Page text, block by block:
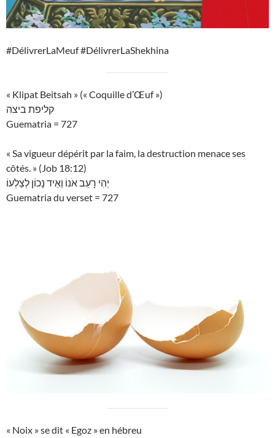
#DélivrerLaMeuf #DélivrerLaShekhina
« Klipat Beitsah » (« Coquille d’Œuf »)
קליפת ביצה
Guematria = 727
« Sa vigueur dépérit par la faim, la destruction menace ses
côtés. » (Job 18:12)
יְהִי רָעֵב אֹנוֹ וְאֵיד נָכוֹן לְצַלְעוֹ
Guematria du verset = 727
« Noix » se dit « Egoz » en hébreu